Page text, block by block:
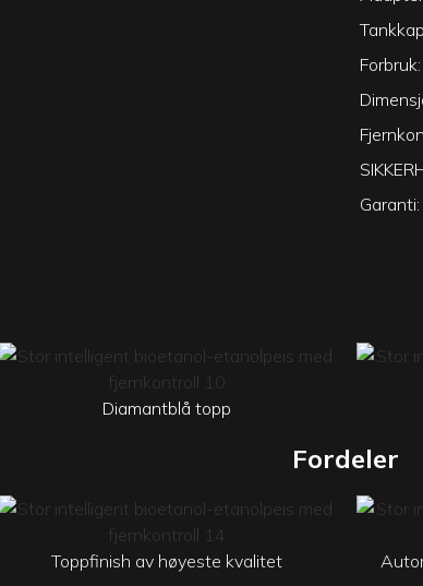
Diamantblå topp
Fordeler
Toppfinish av høyeste kvalitet